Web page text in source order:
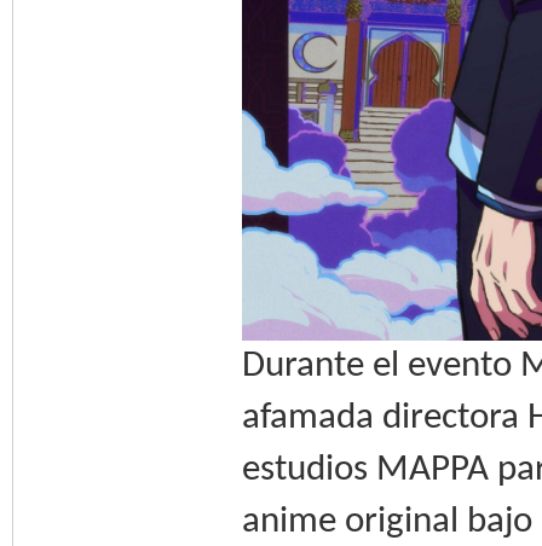
Durante el evento
afamada directora
estudios MAPPA
anime original